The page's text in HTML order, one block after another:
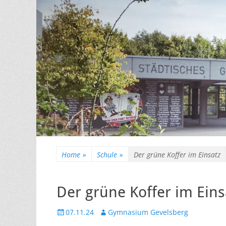
Home » Schule » Der grüne Koffer im Einsatz
Der grüne Koffer im
Veröffentlicht
07.11.24 AutorGymnasium Gevelsberg